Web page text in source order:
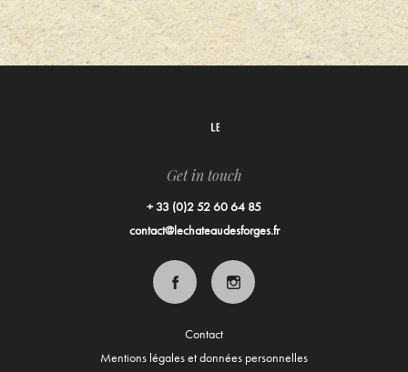
Get in touch
+ 33 (0)2 52 60 64 85
contact@lechateaudesforges.fr
Contact
Mentions légales et données personnelles